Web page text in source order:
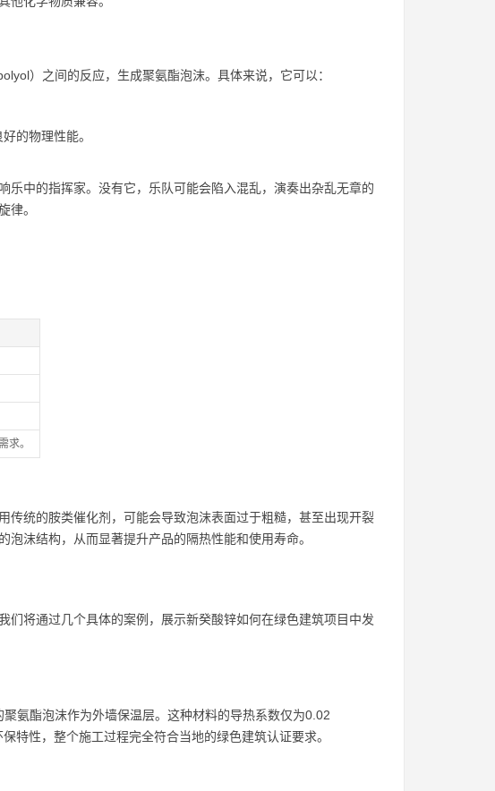
）之间的反应，生成聚氨酯泡沫。具体来说，它可以：
的物理性能。
中的指挥家。没有它，乐队可能会陷入混乱，演奏出杂乱无章的
律。
求。
统的胺类催化剂，可能会导致泡沫表面过于粗糙，甚至出现开裂
沫结构，从而显著提升产品的隔热性能和使用寿命。
将通过几个具体的案例，展示新癸酸锌如何在绿色建筑项目中发
氨酯泡沫作为外墙保温层。这种材料的导热系数仅为0.02
特性，整个施工过程完全符合当地的绿色建筑认证要求。